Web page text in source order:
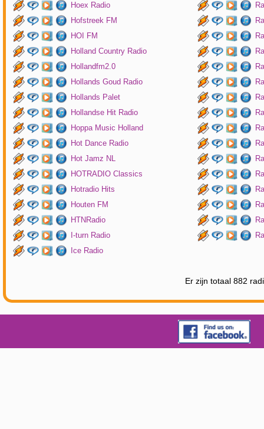
Hoex Radio
Hofstreek FM
HOI FM
Holland Country Radio
Hollandfm2.0
Hollands Goud Radio
Hollands Palet
Hollandse Hit Radio
Hoppa Music Holland
Hot Dance Radio
Hot Jamz NL
HOTRADIO Classics
Hotradio Hits
Houten FM
HTNRadio
I-turn Radio
Ice Radio
Er zijn totaal 882